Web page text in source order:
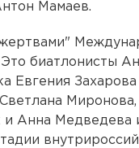
Мамаев.
биатлонисты
Евгения
Светлана
и Анна